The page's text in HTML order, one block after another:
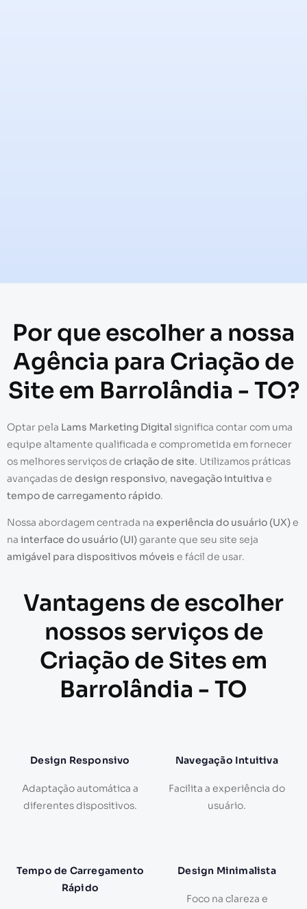
Por que escolher a nossa
Agência para Criação de
Site em Barrolândia - TO?
Optar pela Lams Marketing Digital significa contar com uma
equipe altamente qualificada e comprometida em fornecer
os melhores serviços de criação de site. Utilizamos práticas
avançadas de design responsivo, navegação intuitiva e
tempo de carregamento rápido.
Nossa abordagem centrada na experiência do usuário (UX)e
na interface do usuário (UI)garante que seu site seja
amigável para dispositivos móveis e fácil de usar.
Vantagens de escolher
nossos serviços de
Criação de Sites em
Barrolândia - TO
Design Responsivo
Adaptação automática a
diferentes dispositivos.
Navegação Intuitiva
Facilita a experiência do
usuário.
Tempo de Carregamento
Rápido
Design Minimalista
Foco na clareza e